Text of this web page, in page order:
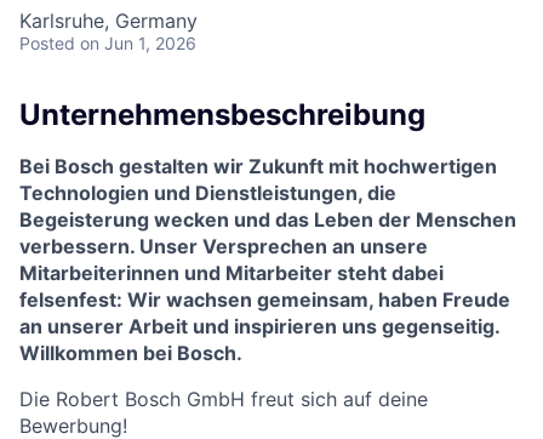
Karlsruhe, Germany
Posted on Jun 1, 2026
Unternehmensbeschreibung
Bei Bosch gestalten wir Zukunft mit hochwertigen
Technologien und Dienstleistungen, die
Begeisterung wecken und das Leben der Menschen
verbessern. Unser Versprechen an unsere
Mitarbeiterinnen und Mitarbeiter steht dabei
felsenfest: Wir wachsen gemeinsam, haben Freude
an unserer Arbeit und inspirieren uns gegenseitig.
Willkommen bei Bosch.
Die Robert Bosch GmbH freut sich auf deine
Bewerbung!